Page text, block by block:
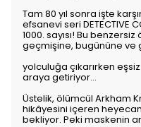
Tam 80 yıl sonra işte
efsanevi seri DETECTIVE
1000. sayısı! Bu benzersiz
geçmişine, bugününe
yolculuğa çıkarırken
araya getiriyor...
Üstelik, ölümcül Arkham
hikâyesini içeren
bekliyor. Peki maskenin